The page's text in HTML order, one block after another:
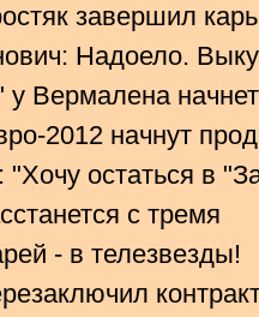
завершил
Надоело.
Вермалена
2012 начнут
остаться в
с тремя
- в телезвезды!